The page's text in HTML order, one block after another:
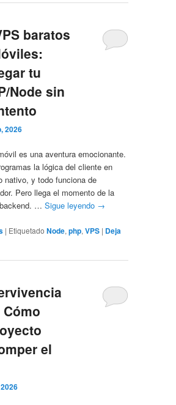
baratos
tu
Node sin
2026
es una aventura emocionante.
la lógica del cliente en
nativo, y todo funciona de
Pero llega el momento de la
backend. …Sigue leyendo →
| Etiquetado Node,php,VPS | Deja
el